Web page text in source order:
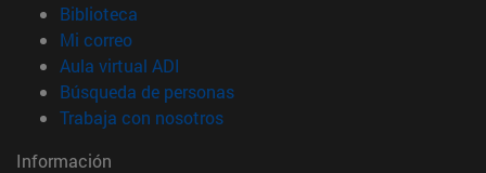
Biblioteca
Mi correo(abre en nueva ventana)
Aula virtual ADI
Búsqueda de personas(abre en nueva ventana)
Trabaja con nosotros(abre en nueva ventana)
Información